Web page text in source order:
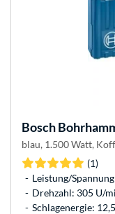
Bosch
blau, 1.500 Watt,
(1)
Leistung/
Drehzahl: 305 U/
Schlagenergie: